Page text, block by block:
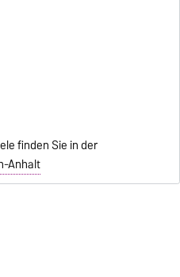
finden Sie in der
Anhalt